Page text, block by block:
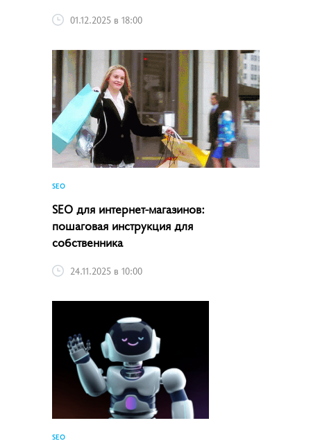
01.12.2025 в 18:00
SEO
SEO для интернет-магазинов:
пошаговая инструкция для
собственника
24.11.2025 в 10:00
SEO